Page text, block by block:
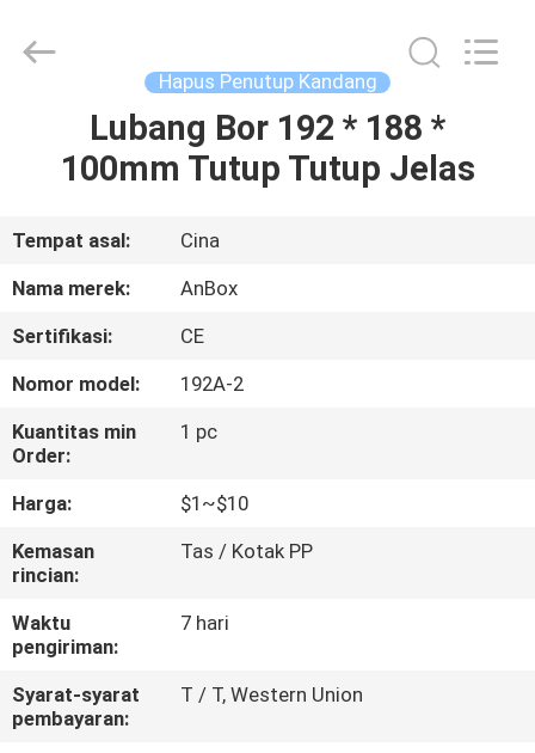
RUMAH
TENTANG
KAMI
TUR
PABRIK
KONTROL
KUALITAS
HUBUNGI
KAMI
Hapus Penutup Kandang
Lubang Bor 192 * 188 *
100mm Tutup Tutup Jelas
Tempat asal:
Cina
Nama merek:
AnBox
Sertifikasi:
CE
Nomor model:
192A-2
Kuantitas min
Order:
1 pc
Harga:
$1~$10
Kemasan
rincian:
Tas / Kotak PP
Waktu
pengiriman:
7 hari
Syarat-syarat
pembayaran:
T / T, Western Union